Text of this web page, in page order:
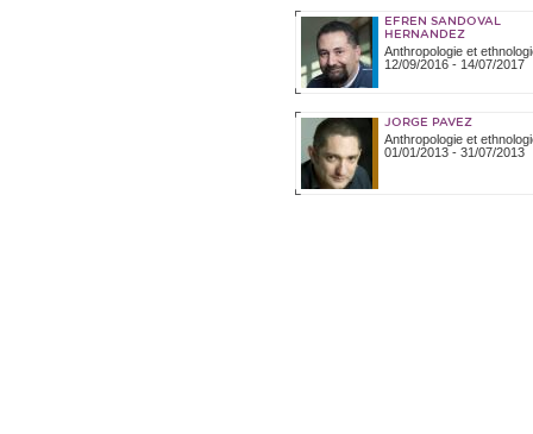
EFREN SANDOVAL
HERNANDEZ
Anthropologie et
12/09/2016- 14/07/2017
JORGE PAVEZ
Anthropologie et
01/01/2013- 31/07/2013